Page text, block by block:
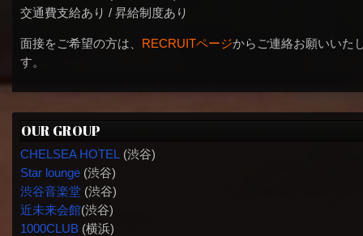
交通費支給あり / 昇給制度あり
面接をご希望の方は、 RECRUITページからご連絡お願いいた
す。
OUR GROUP
CHELSEA HOTEL (渋谷)
Star lounge(渋谷)
渋谷音楽堂(渋谷)
近未来会館(渋谷)
1000CLUB(横浜)